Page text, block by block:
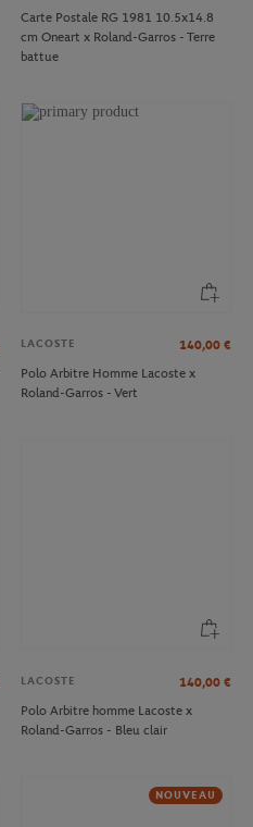
Carte Postale RG 1981 10.5x14.8
cm Oneart x Roland-Garros - Terre
battue
LACOSTE 140,00 €
Polo Arbitre Homme Lacoste x
Roland-Garros - Vert
LACOSTE 140,00 €
Polo Arbitre homme Lacoste x
Roland-Garros - Bleu clair
NOUVEAU